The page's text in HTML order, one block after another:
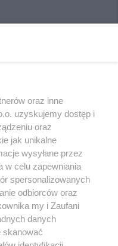
sięz nami
oraz inne
uzyskujemy dostęp i
oraz
jak unikalne
wysyłane przez
w celu zapewniania
spersonalizowanych
odbiorców oraz
my i Zaufani
danych
skanować